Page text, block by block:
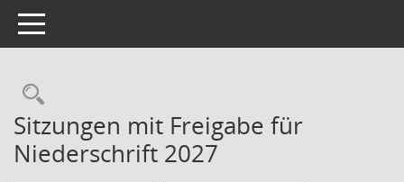
Toggle navigation
Rechercheauswahl
Sitzungen mit Freigabe für
Niederschrift 2027